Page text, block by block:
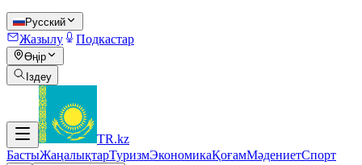
Русский
Жазылу Подкастар
Өңір
Іздеу
TR.kz
БастыЖаңалықтарТуризмЭкономикаҚоғамМәдениетСпорт